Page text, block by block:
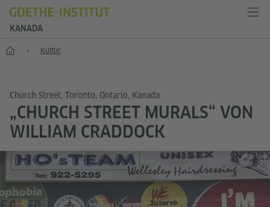
KANADA
Start Kultur
Church Street, Toronto, Ontario, Kanada
„CHURCH STREET MURALS“ VON
WILLIAM CRADDOCK